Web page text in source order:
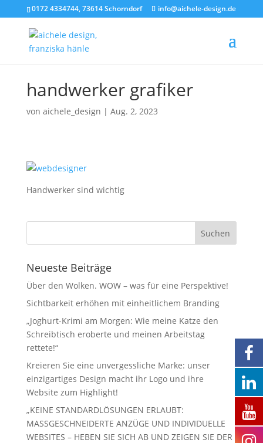
0172 4334744, 73614 Schorndorf info@aichele-design.de
handwerker grafiker
von aichele_design | Aug. 2, 2023
Handwerker sind wichtig
Neueste Beiträge
Über den Wolken. WOW – was für eine Perspektive!
Sichtbarkeit erhöhen mit einheitlichem Branding
„Joghurt-Krimi am Morgen: Wie meine Katze den
Schreibtisch eroberte und meinen Arbeitstag
rettete!“
Kreieren Sie eine unvergessliche Marke: unser
einzigartiges Design macht ihr Logo und ihre
Website zum Highlight!
„KEINE STANDARDLÖSUNGEN ERLAUBT:
MASSGESCHNEIDERTE ANZÜGE UND INDIVIDUELLE
WEBSITES – HEBEN SIE SICH AB UND ZEIGEN SIE DER